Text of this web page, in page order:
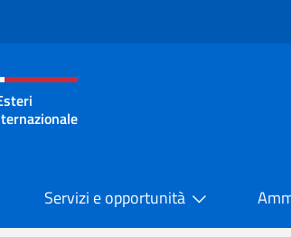
e menù
Servizi e opportunità